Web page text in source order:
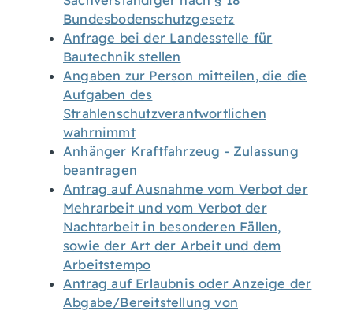
Bundesbodenschutzgesetz
Anfrage bei der Landesstelle für
Bautechnik stellen
Angaben zur Person mitteilen, die die
Aufgaben des
Strahlenschutzverantwortlichen
wahrnimmt
Anhänger Kraftfahrzeug - Zulassung
beantragen
Antrag auf Ausnahme vom Verbot der
Mehrarbeit und vom Verbot der
Nachtarbeit in besonderen Fällen,
sowie der Art der Arbeit und dem
Arbeitstempo
Antrag auf Erlaubnis oder Anzeige der
Abgabe/Bereitstellung von